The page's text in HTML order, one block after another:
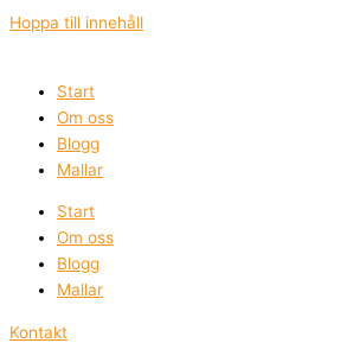
Hoppa till innehåll
Start
Om oss
Blogg
Mallar
Start
Om oss
Blogg
Mallar
Kontakt